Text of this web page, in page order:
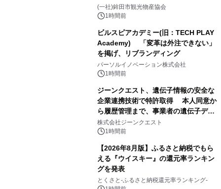
(一社)鉾田市観光物産協会
1時間前
ビルスピアカデミー(旧：TECH PLAY
Academy) 「変革は外注できない」
を掲げ、リブランディング
パーソルイノベーション株式会社
1時間前
ジーンクエスト、遺伝子情報の安全な
企業連携技術で特許取得 本人同意か
ら履歴管理まで、事業者の遺伝子デー
タ活用を支援
株式会社ジーンクエスト
1時間前
【2026年8月版】ふるさと納税でもら
える『ウイスキー』の還元率ランキン
グを発表
とくさと-ふるさと納税還元率ランキング-